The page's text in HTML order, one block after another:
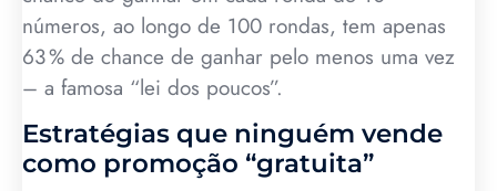
números, ao longo de 100 rondas, tem apenas
63 % de chance de ganhar pelo menos uma vez
– a famosa “lei dos poucos”.
Estratégias que ninguém vende
como promoção “gratuita”